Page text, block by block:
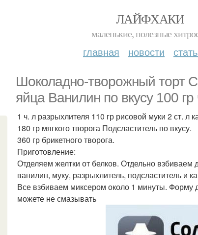
ЛАЙФХАКИ
маленькие, полезные
главная новости
Шоколадно-творожный торт
яйца Ванилин по вкусу 100
1 ч. л разрыхлителя 110 гр рисовой муки 2 ст. л
180 гр мягкого творога Подсластитель по вкусу.
360 гр брикетного творога.
Приготовление:
Отделяем желтки от белков. Отдельно
ванилин, муку, разрыхлитель, подсластитель и
Все взбиваем миксером около 1 минуты. Форму
можете не смазывать